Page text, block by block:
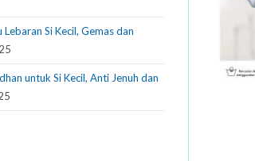
Si Kecil, Gemas dan
untuk Si Kecil, Anti Jenuh dan